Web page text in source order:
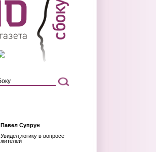
Павел Супрун
Увидел логику в вопросе
жителей